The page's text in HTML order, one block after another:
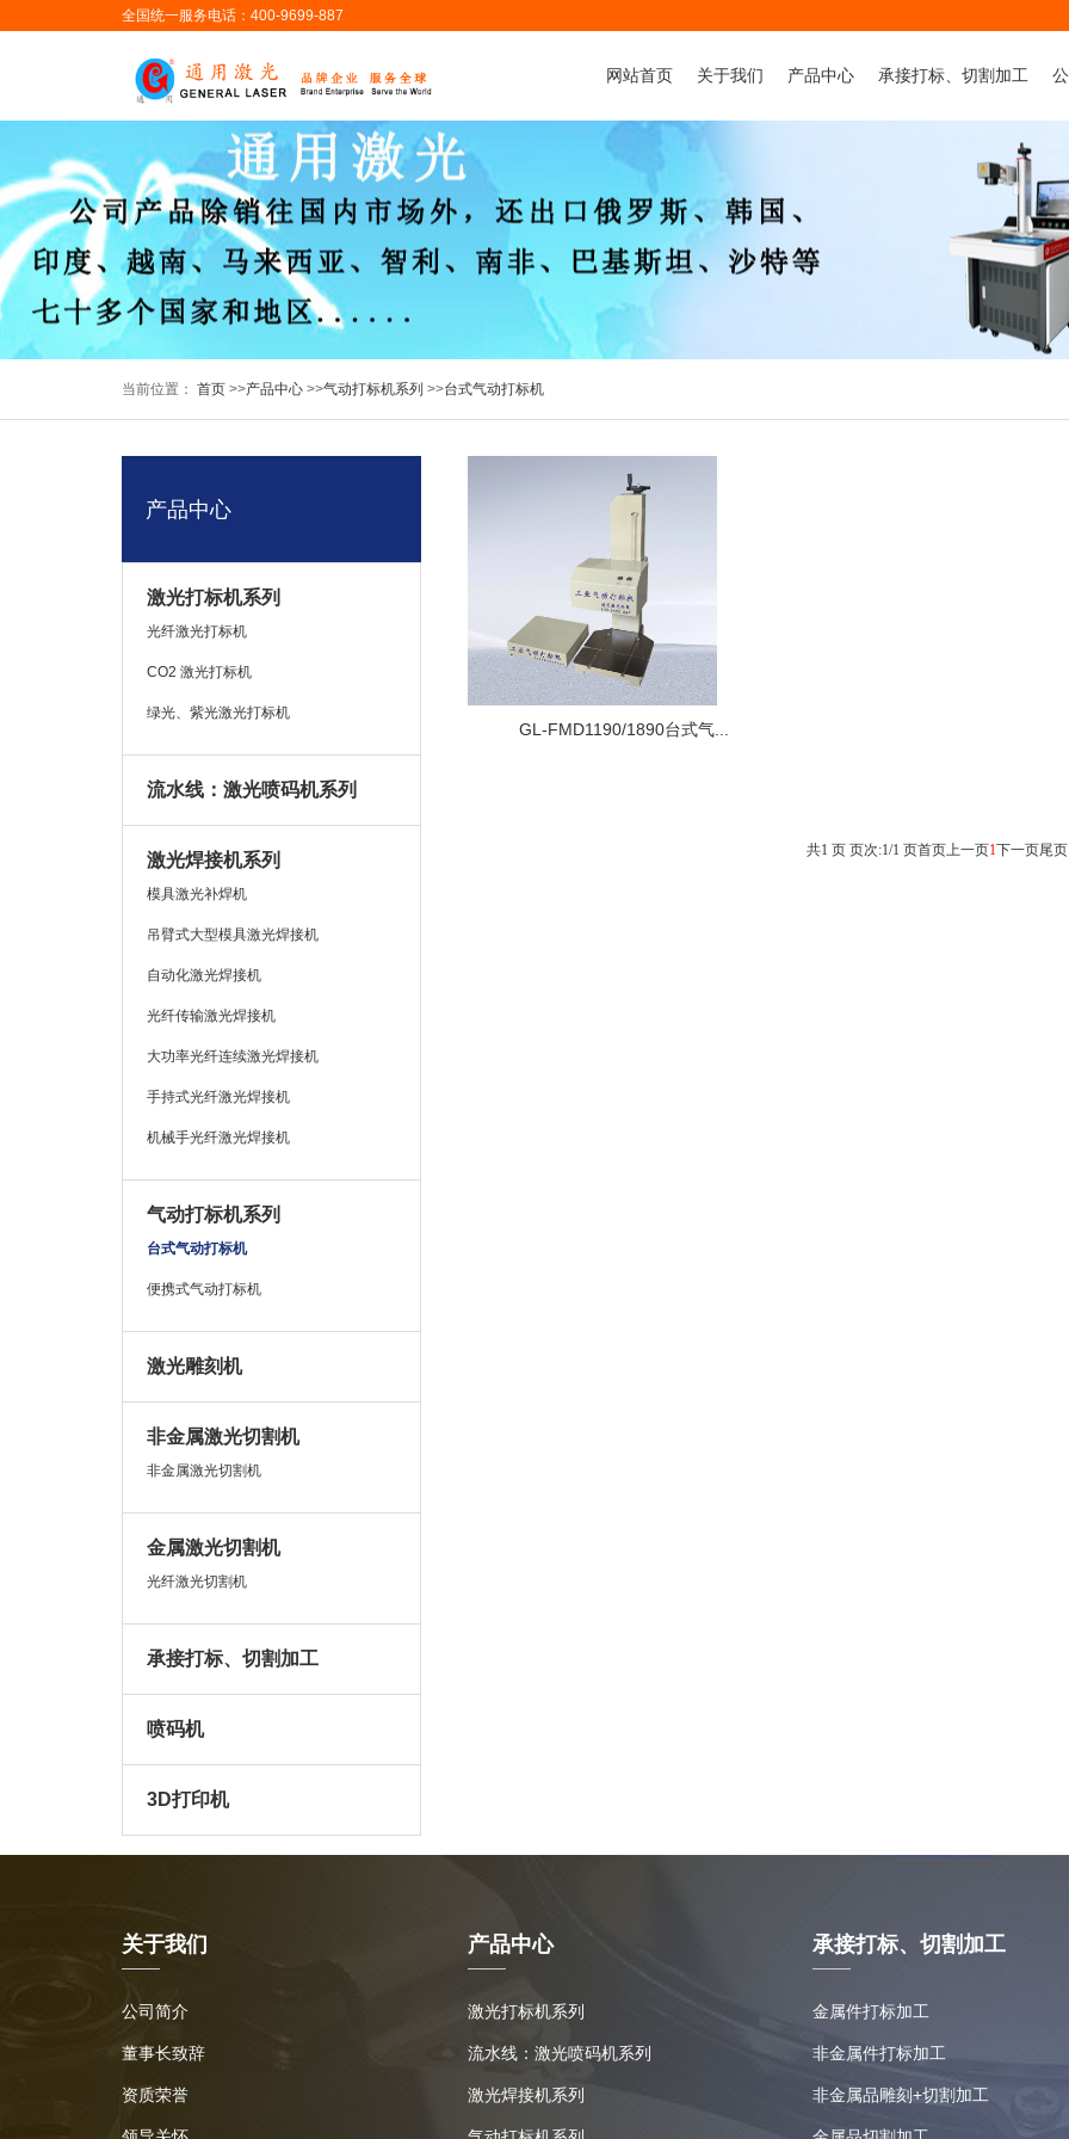
全国统一服务电话：400-9699-887
网站首页 关于我们
资质荣誉
领导关怀
产品中心
激光焊接机系列
气动打标机系列
承接打标、切割加工
非金属件打标加工
非金属品雕刻+切割加工
金属品切割加工
当前位置： 首页 >>产品中心 >>气动打标机系列 >>台式气动打标机
产品中心
激光打标机系列
光纤激光打标机
CO2 激光打标机
绿光、紫光激光打标机
流水线：激光喷码机系列
激光焊接机系列
模具激光补焊机
吊臂式大型模具激光焊接机
自动化激光焊接机
光纤传输激光焊接机
大功率光纤连续激光焊接机
手持式光纤激光焊接机
机械手光纤激光焊接机
气动打标机系列
台式气动打标机
便携式气动打标机
激光雕刻机
非金属激光切割机
非金属激光切割机
金属激光切割机
光纤激光切割机
承接打标、切割加工
喷码机
3D打印机
GL-FMD1190/1890台式气...
共1 页 页次:1/1 页首页上一页1下一页尾页
关于我们
公司简介
董事长致辞
资质荣誉
产品中心
激光打标机系列
流水线：激光喷码机系列
激光焊接机系列
承接打标、切割加工
金属件打标加工
非金属件打标加工
非金属品雕刻+切割加工